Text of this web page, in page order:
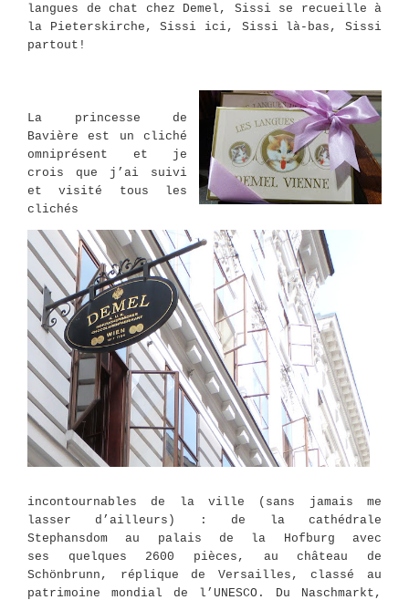
langues de chat chez Demel, Sissi se recueille à
la Pieterskirche, Sissi ici, Sissi là-bas, Sissi
partout!
La princesse de
Bavière est un cliché
omniprésent et je
crois que j’ai suivi
et visité tous les
clichés
incontournables de la ville (sans jamais me
lasser d’ailleurs) : de la cathédrale
Stephansdom au palais de la Hofburg avec
ses quelques 2600 pièces, au château de
Schönbrunn, réplique de Versailles, classé au
patrimoine mondial de l’UNESCO. Du Naschmarkt,